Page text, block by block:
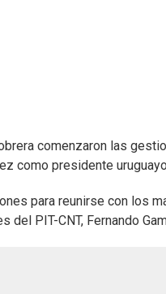
comenzaron las
como presidente
para reunirse con los
del PIT-CNT, Fernando